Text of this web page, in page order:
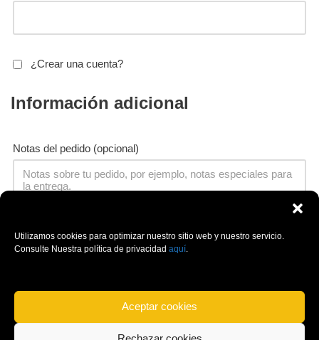
Utilizamos cookies para optimizar nuestro sitio web y nuestro servicio.
Consulte Nuestra política de privacidad aquí
Aceptar cookies
¿Crear una cuenta?
Información adicional
Notas del pedido (opcional)
Tu pedido
Producto Subtotal
€